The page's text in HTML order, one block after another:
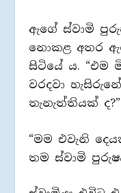
ඇගේ ස්වාමි
නොකළ අතර
සිටියේ ය. “එම
වරදවා
තැනැත්තියක් ද?”
“මම එවැනි
තම ස්වාමි